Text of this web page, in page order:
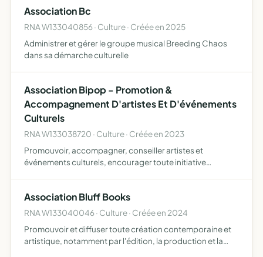
Association Bc
RNA W133040856 · Culture · Créée en 2025
Administrer et gérer le groupe musical Breeding Chaos
dans sa démarche culturelle
Association Bipop - Promotion &
Accompagnement D'artistes Et D'événements
Culturels
RNA W133038720 · Culture · Créée en 2023
Promouvoir, accompagner, conseiller artistes et
événements culturels, encourager toute initiative
cirque et toute autre fo…
Association Bluff Books
RNA W133040046 · Culture · Créée en 2024
Promouvoir et diffuser toute création contemporaine et
artistique, notamment par l'édition, la production et la